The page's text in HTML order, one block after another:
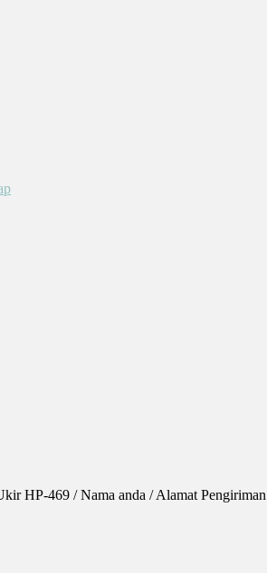
HP-469 / Nama anda / Alamat Pengiriman